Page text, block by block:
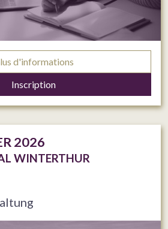
d'informations
Inscription
2026
WINTERTHUR